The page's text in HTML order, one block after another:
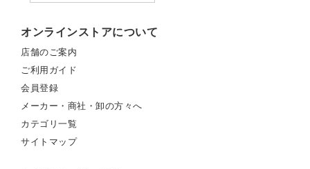
オンラインストアについて
店舗のご案内
ご利用ガイド
会員登録
メーカー・商社・卸の方々へ
カテゴリ一覧
サイトマップ